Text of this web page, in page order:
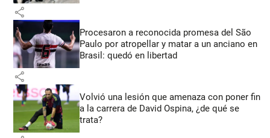
share
Procesaron a reconocida promesa del São
Paulo por atropellar y matar a un anciano en
Brasil: quedó en libertad
share
Volvió una lesión que amenaza con poner fin
a la carrera de David Ospina, ¿de qué se
trata?